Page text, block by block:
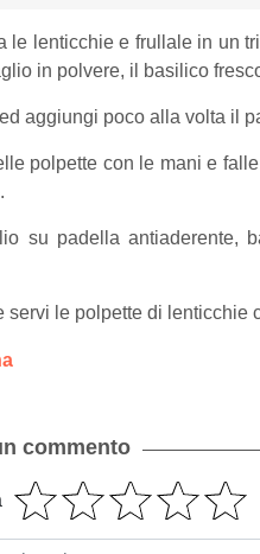
le lenticchie e frullale in un
in polvere, il basilico
aggiungi poco alla volta il
polpette con le mani e
su padella antiaderente,
servi le polpette di lenticchie
commento